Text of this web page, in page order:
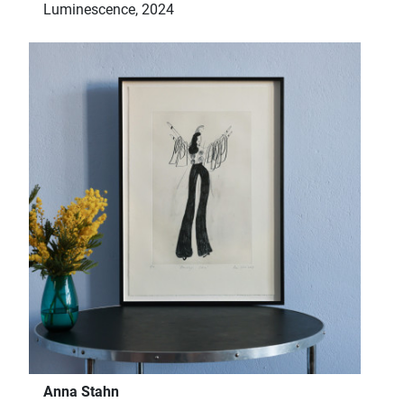
Luminescence, 2024
Anna Stahn